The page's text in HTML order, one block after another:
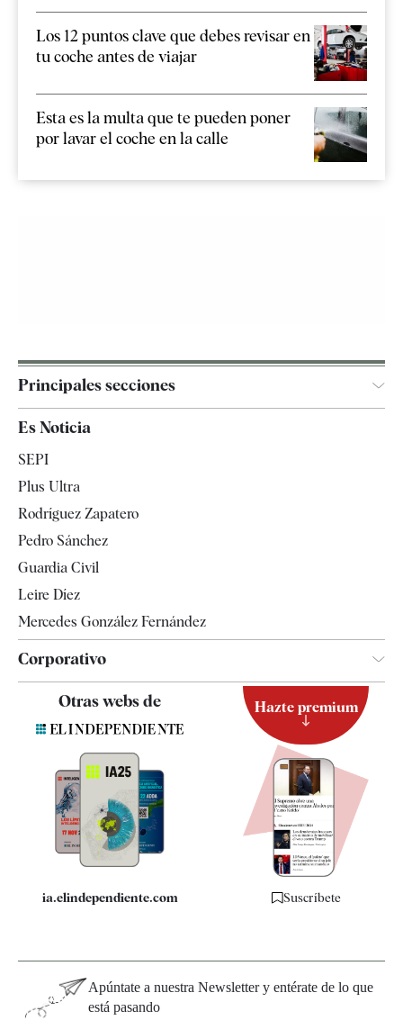
Los 12 puntos clave que debes revisar en
tu coche antes de viajar
Esta es la multa que te pueden poner
por lavar el coche en la calle
Principales secciones
España
Televisión
Es Noticia
SEPI
Plus Ultra
Rodríguez Zapatero
Pedro Sánchez
Guardia Civil
Leire Díez
Mercedes González Fernández
Corporativo
Contacto
Quiénes somos
Especificaciones
Otras webs de
ia.elindependiente.com
Hazte premium
Suscríbete
Apúntate a nuestra Newsletter y entérate de lo que
está pasando